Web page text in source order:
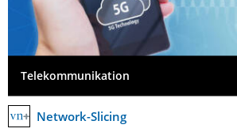
Telekommunikation
Network-Slicing